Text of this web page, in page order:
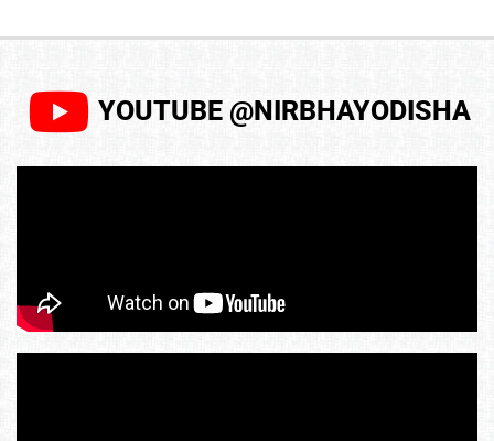
YOUTUBE @NIRBHAYODISHA